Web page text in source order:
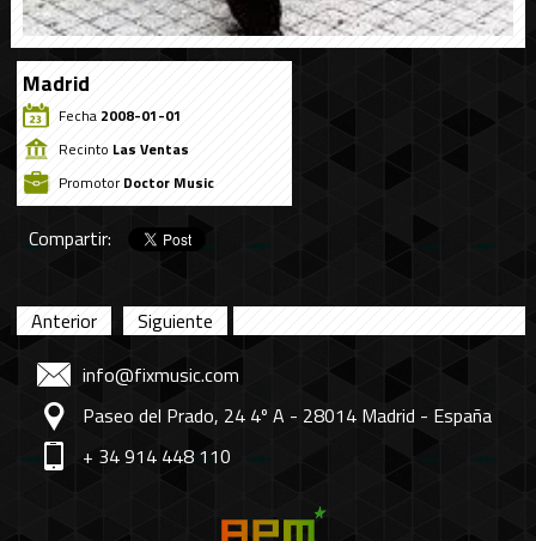
Madrid
Fecha 2008-01-01
Recinto Las Ventas
PromotorDoctor Music
Compartir:
Anterior
Siguiente
info@fixmusic.com
Paseo del Prado, 24 4º A - 28014 Madrid - España
+ 34 914 448 110